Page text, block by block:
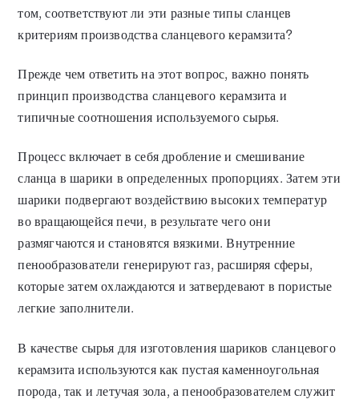
том, соответствуют ли эти разные типы сланцев
критериям производства сланцевого керамзита?
Прежде чем ответить на этот вопрос, важно понять
принцип производства сланцевого керамзита и
типичные соотношения используемого сырья.
Процесс включает в себя дробление и смешивание
сланца в шарики в определенных пропорциях. Затем эти
шарики подвергают воздействию высоких температур
во вращающейся печи, в результате чего они
размягчаются и становятся вязкими. Внутренние
пенообразователи генерируют газ, расширяя сферы,
которые затем охлаждаются и затвердевают в пористые
легкие заполнители.
В качестве сырья для изготовления шариков сланцевого
керамзита используются как пустая каменноугольная
порода, так и летучая зола, а пенообразователем служит